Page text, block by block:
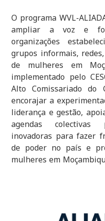
O programa WVL-
ampliar a voz e
organizações
grupos informais,
de mulheres em
implementado pelo
Alto Comissariado do
encorajar a
liderança e gestão,
agendas colectivas
inovadoras para fazer
de poder no país e
mulheres em